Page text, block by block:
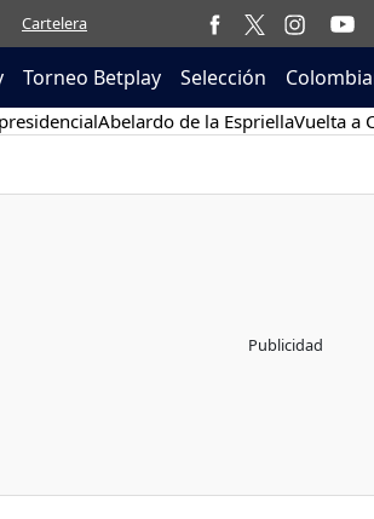
Cartelera
Torneo Betplay Selección
Abelardo de la EspriellaVuelta a